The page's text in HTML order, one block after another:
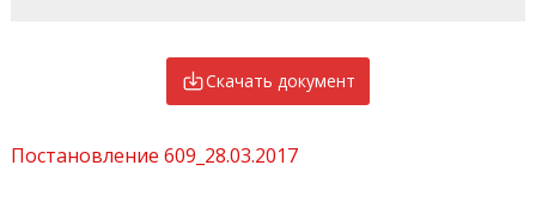
Скачать документ
Постановление 609_28.03.2017